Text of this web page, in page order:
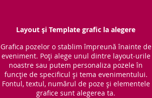
Layout și Template grafic la alegere
Grafica pozelor o stablim împreună înainte de
eveniment. Poți alege unul dintre layout-urile
noastre sau putem personaliza pozele în
funcție de specificul și tema evenimentului.
Fontul, textul, numărul de poze și elementele
grafice sunt alegerea ta.